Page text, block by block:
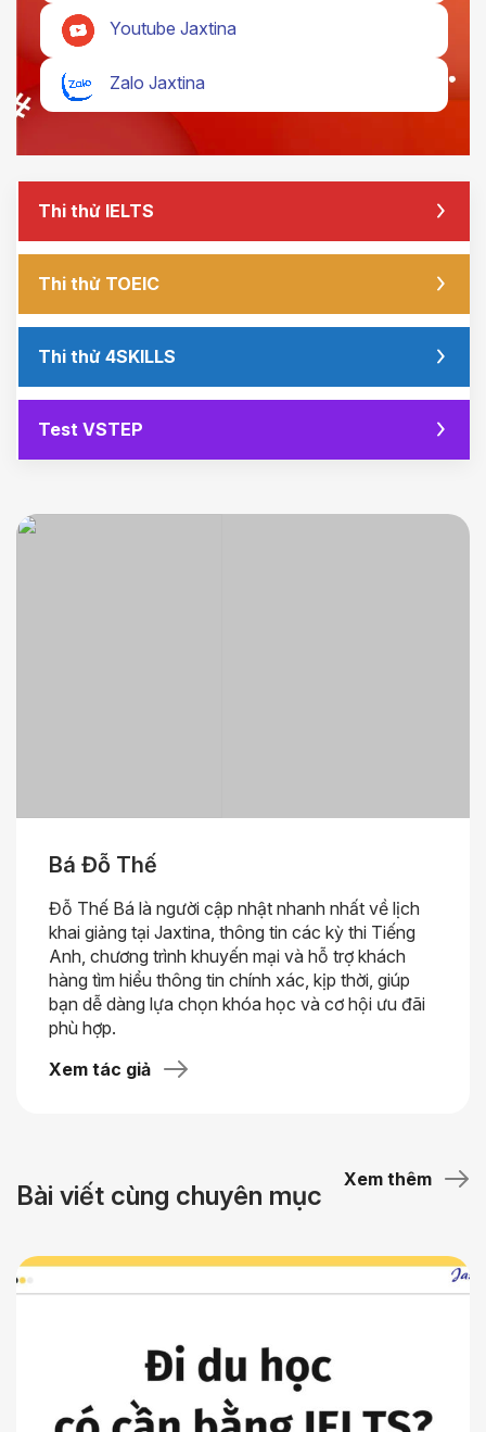
Youtube Jaxtina
Zalo Jaxtina
Thi thử IELTS
Thi thử TOEIC
Thi thử 4SKILLS
Test VSTEP
Bá Đỗ Thế
Đỗ Thế Bá là người cập nhật nhanh nhất về lịch
khai giảng tại Jaxtina, thông tin các kỳ thi Tiếng
Anh, chương trình khuyến mại và hỗ trợ khách
hàng tìm hiểu thông tin chính xác, kịp thời, giúp
bạn dễ dàng lựa chọn khóa học và cơ hội ưu đãi
phù hợp.
Xem tác giả
Bài viết cùng chuyên mục
Xem thêm